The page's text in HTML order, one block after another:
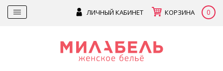
ЛИЧНЫЙ КАБИНЕТ КОРЗИНА 0